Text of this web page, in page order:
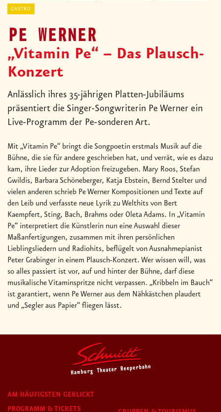
GASTRO
PE WERNER
„Vitamin Pe“ – Das Plausch-
Konzert
Anlässlich ihres 35-jährigen Platten-Jubiläums
präsentiert die Singer-Songwriterin Pe Werner ein
Live-Programm der Pe-sonderen Art.
Mit „Vitamin Pe“ bringt die Songpoetin erstmals Musik auf die
Bühne, die sie für andere geschrieben hat, und verrät, wie es dazu
kam, ihre Lieder zur Adoption freizugeben. Mary Roos, Stefan
Gwildis, Barbara Schöneberger, Katja Ebstein, Bernd Stelter und
vielen anderen schrieb Pe Werner Kompositionen und Texte auf
den Leib und verfasste neue Lyrik zu Welthits von Bert
Kaempfert, Sting, Bach, Brahms oder Oleta Adams. In „Vitamin
Pe“ interpretiert die Künstlerin nun eine Auswahl dieser
Maßanfertigungen, zusammen mit ihren persönlichen
Lieblingsliedern und Radiohits, beflügelt von Ausnahmepianist
Peter Grabinger in einem Plausch-Konzert. Wer wissen will, was
so alles passiert ist vor, auf und hinter der Bühne, darf diese
musikalische Vitaminspritze nicht verpassen. „Kribbeln im Bauch“
ist garantiert, wenn Pe Werner aus dem Nähkästchen plaudert
und „Segler aus Papier“ fliegen lässt.
AM HÄUFIGSTEN GEKLICKT
PROGRAMM & TICKETS